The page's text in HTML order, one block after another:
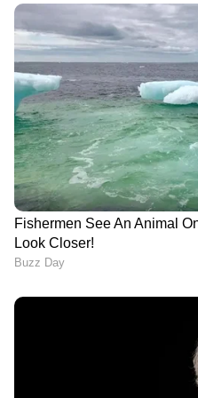
നിരോധനം മറികടന്ന്
പാകിസ്ഥാനിൽനിന്ന്
ഇറക്കുമതി ചെയ്തത് 364
ടൺ ഈന്തപ്പഴം; ​ഗുജറാത്ത്
തുറമുഖത്തുനിന്ന്
പിടിച്ചെടുത്ത് ഡിആർഐ